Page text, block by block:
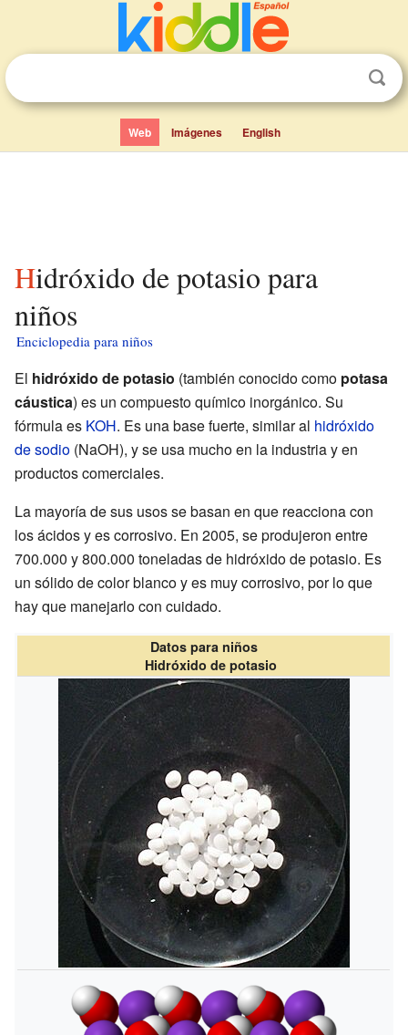
Web Imágenes English
Hidróxido de potasio para
niños
Enciclopedia para niños
El hidróxido de potasio (también conocido como potasa
cáustica) es un compuesto químico inorgánico. Su
fórmula es KOH. Es una base fuerte, similar al hidróxido
de sodio (NaOH), y se usa mucho en la industria y en
productos comerciales.
La mayoría de sus usos se basan en que reacciona con
los ácidos y es corrosivo. En 2005, se produjeron entre
700.000 y 800.000 toneladas de hidróxido de potasio. Es
un sólido de color blanco y es muy corrosivo, por lo que
hay que manejarlo con cuidado.
Datos para niños
Hidróxido de potasio